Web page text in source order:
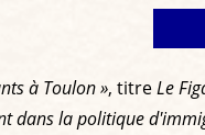
à Toulon », titreLe
dans la politique